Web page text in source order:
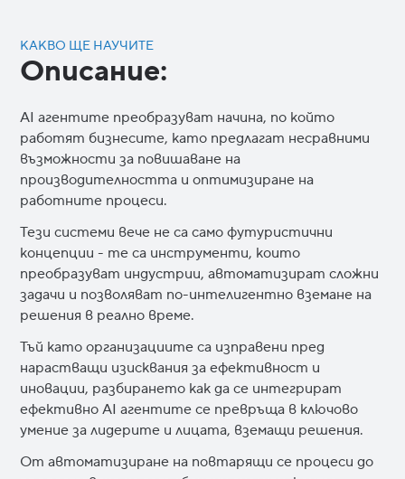
КАКВО ЩЕ НАУЧИТЕ
Описание:
AI агентите преобразуват начина, по който
работят бизнесите, като предлагат несравними
възможности за повишаване на
производителността и оптимизиране на
работните процеси.
Тези системи вече не са само футуристични
концепции - те са инструменти, които
преобразуват индустрии, автоматизират сложни
задачи и позволяват по-интелигентно вземане на
решения в реално време.
Тъй като организациите са изправени пред
нарастващи изисквания за ефективност и
иновации, разбирането как да се интегрират
ефективно AI агентите се превръща в ключово
умение за лидерите и лицата, вземащи решения.
От автоматизиране на повтарящи се процеси до